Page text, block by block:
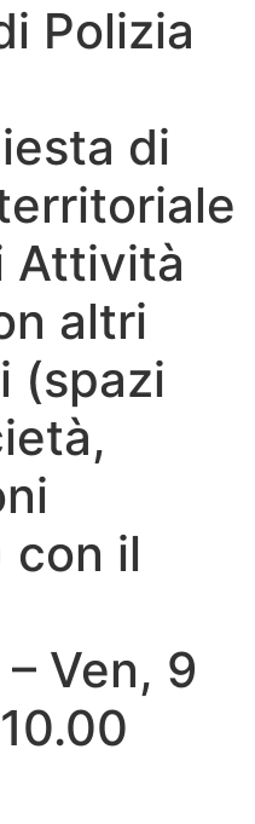
Polizia
di
Attività
altri
(spazi
con il
Ven, 9